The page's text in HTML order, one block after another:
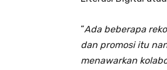
“Ada beberapa
dan promosi itu
menawarkan